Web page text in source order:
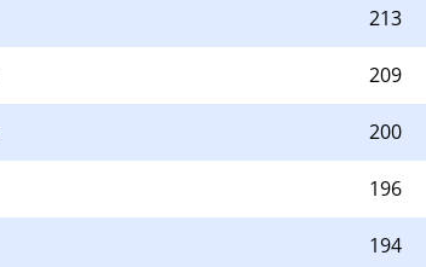
213
209
200
196
194